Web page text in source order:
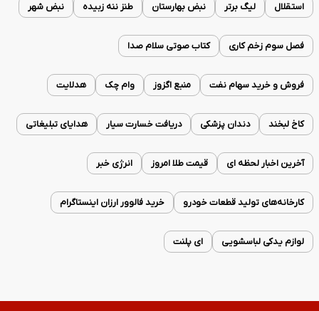
استقلال لیگ برتر نبض بهارستان طنز ننه زبیده نبض شهر
فصل سوم زخم کاری کتاب صوتی سلام صدا
فروش و خرید سهام نفت منبع اگزوز وام چک هدلایت
کاخ لبخند دندان پزشکی دریافت خسارت سیار هدایای تبلیغاتی
آخرین اخبار لحظه ای قیمت طلا امروز انرژی خبر
کارخانه‌های تولید قطعات خودرو خرید فالوور ارزان اینستاگرام
لوازم یدکی لباسشویی ای پلنت